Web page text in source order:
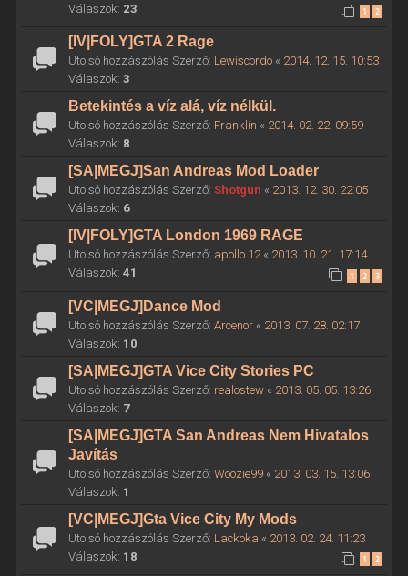
Válaszok: 23 1 2
[IV|FOLY]GTA 2 Rage
Utolsó hozzászólás Szerző: Lewiscordo« 2014. 12. 15. 10:53
Válaszok: 3
Betekintés a víz alá, víz nélkül.
Utolsó hozzászólás Szerző: Franklin « 2014. 02. 22. 09:59
Válaszok: 8
[SA|MEGJ]San Andreas Mod Loader
Utolsó hozzászólás Szerző: Shotgun « 2013. 12. 30. 22:05
Válaszok: 6
[IV|FOLY]GTA London 1969 RAGE
Utolsó hozzászólás Szerző: apollo 12« 2013. 10. 21. 17:14
Válaszok: 41 1 2 3
[VC|MEGJ]Dance Mod
Utolsó hozzászólás Szerző: Arcenor« 2013. 07. 28. 02:17
Válaszok: 10
[SA|MEGJ]GTA Vice City Stories PC
Utolsó hozzászólás Szerző: realostew« 2013. 05. 05. 13:26
Válaszok: 7
[SA|MEGJ]GTA San Andreas Nem Hivatalos
Javítás
Utolsó hozzászólás Szerző: Woozie99« 2013. 03. 15. 13:06
Válaszok: 1
[VC|MEGJ]Gta Vice City My Mods
Utolsó hozzászólás Szerző: Lackoka « 2013. 02. 24. 11:23
Válaszok: 18 1 2